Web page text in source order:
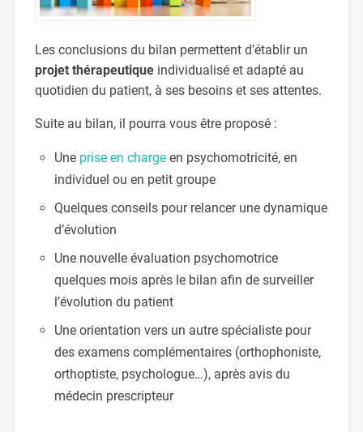
Les conclusions du bilan permettent d’établir un
projet thérapeutiqueindividualisé et adapté au
quotidien du patient, à ses besoins et ses attentes.
Suite au bilan, il pourra vous être proposé :
Une prise en chargeen psychomotricité, en
individuel ou en petit groupe
Quelques conseils pour relancer une dynamique
d’évolution
Une nouvelle évaluation psychomotrice
quelques mois après le bilan afin de surveiller
l’évolution du patient
Une orientation vers un autre spécialiste pour
des examens complémentaires (orthophoniste,
orthoptiste, psychologue…), après avis du
médecin prescripteur